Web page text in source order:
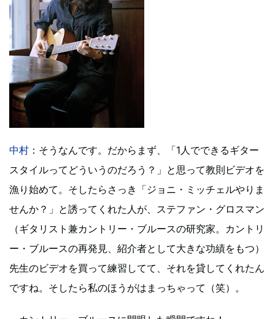
中村 ：そうなんです。だからまず、「1人でできるギター
スタイルってどういうのだろう？」と思って教則ビデオを
漁り始めて。そしたらさっき「ジョニ・ミッチェルやりま
せんか？」と誘ってくれた人が、ステファン・グロスマン
（ギタリスト兼カントリー・ブルースの研究家。カントリ
ー・ブルースの再発見、紹介者として大きな功績をもつ）
先生のビデオを買って練習してて、それを貸してくれたん
ですね。そしたら私のほうがはまっちゃって（笑）。